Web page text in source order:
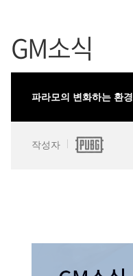
GM소식
파라모의 변화하는 환경
작성자